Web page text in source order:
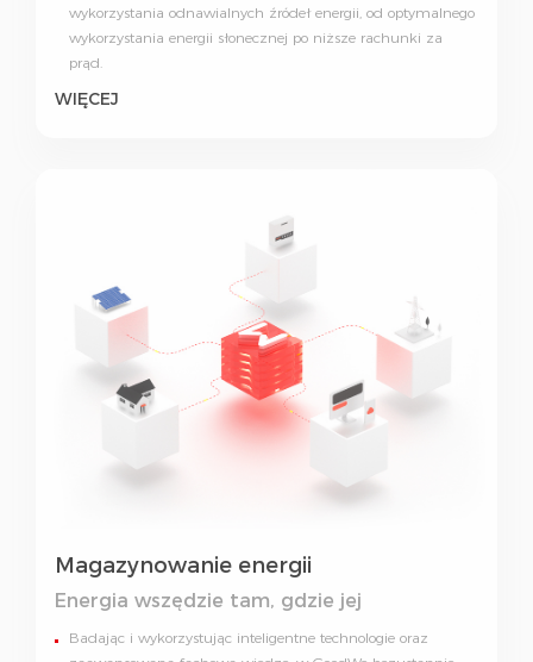
wykorzystania odnawialnych źródeł energii, od optymalnego
wykorzystania energii słonecznej po niższe rachunki za
prąd.
WIĘCEJ
Magazynowanie energii
Energia wszędzie tam, gdzie jej
potrzebujesz
Badając i wykorzystując inteligentne technologie oraz